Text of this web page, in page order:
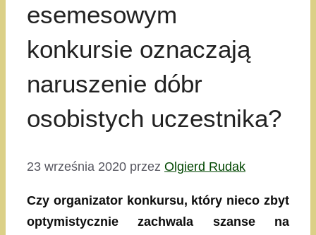
esemesowym
konkursie oznaczają
naruszenie dóbr
osobistych uczestnika?
23 września 2020 przez Olgierd Rudak
Czy organizator konkursu, który nieco zbyt
optymistycznie zachwala szanse na